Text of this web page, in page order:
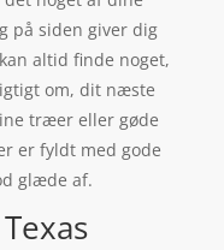
på siden giver dig
altid finde noget,
om, dit næste
træer eller gøde
er fyldt med gode
glæde af.